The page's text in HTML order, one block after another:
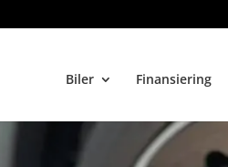
Biler Finansiering